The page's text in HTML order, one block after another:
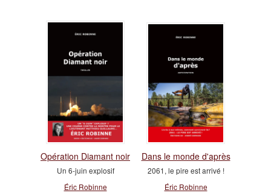
Opération Diamant noir
Un 6-juin explosif
Éric Robinne
Dans le monde d'après
2061, le pire est arrivé !
Éric Robinne